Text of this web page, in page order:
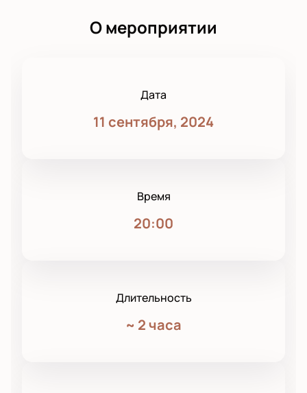
О мероприятии
Дата
11 сентября, 2024
Время
20:00
Длительность
~ 2 часа